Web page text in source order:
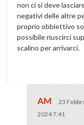
non ci si deve
negativi delle altre
proprio obbiettivo so
possibile riuscirci
scalino per arrivarci.
AM
23
2024 7:41